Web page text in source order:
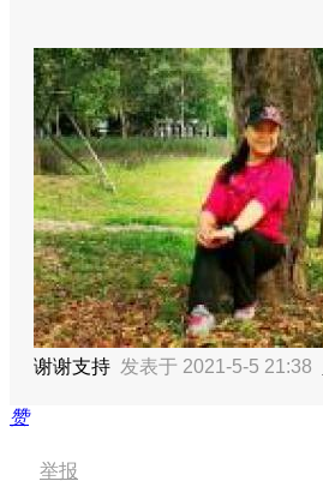
谢谢支持 发表于 2021-5-5 21:38
赞
举报